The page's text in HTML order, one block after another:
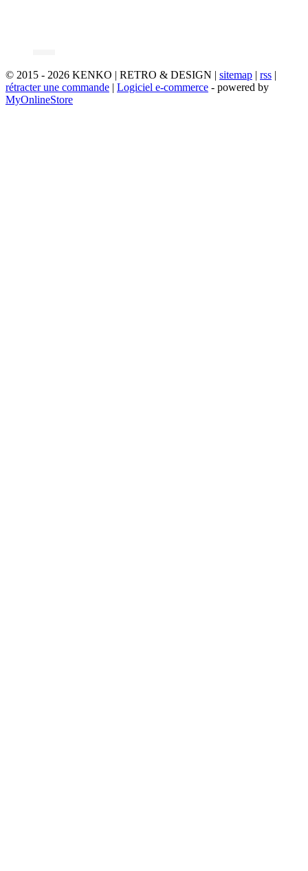
© 2015 - 2026 KENKO | RETRO & DESIGN | sitemap | rss |
rétracter une commande | Logiciel e-commerce - powered by
MyOnlineStore